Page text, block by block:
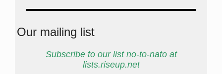
Our mailing list
Subscribe to our list no-to-nato at
lists.riseup.net